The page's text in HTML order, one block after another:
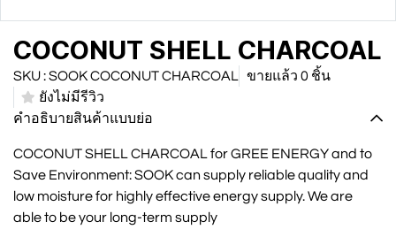
COCONUT SHELL CHARCOAL
SKU : SOOK COCONUT CHARCOAL
ขายแล้ว 0 ชิ้น
ยังไม่มีรีวิว
คำอธิบายสินค้าแบบย่อ
COCONUT SHELL CHARCOAL for GREE ENERGY and to
Save Environment: SOOK can supply reliable quality and
low moisture for highly effective energy supply. We are
able to be your long-term supply